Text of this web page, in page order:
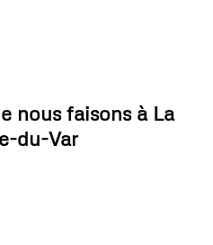
nous faisons à La
du-Var